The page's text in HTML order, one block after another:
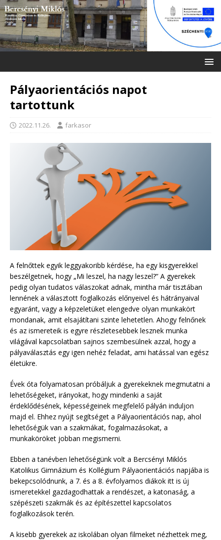
Pályaorientációs napot
tartottunk
2022.11.26. farkasor
A felnőttek egyik leggyakoribb kérdése, ha egy kisgyerekkel
beszélgetnek, hogy „Mi leszel, ha nagy leszel?” A gyerekek
pedig olyan tudatos válaszokat adnak, mintha már tisztában
lennének a választott foglalkozás előnyeivel és hátrányaival
egyaránt, vagy a képzeletüket elengedve olyan munkakört
mondanak, amit elsajátítani szinte lehetetlen. Ahogy felnőnek
és az ismereteik is egyre részletesebbek lesznek munka
világával kapcsolatban sajnos szembesülnek azzal, hogy a
pályaválasztás egy igen nehéz feladat, ami hatással van egész
életükre.
Évek óta folyamatosan próbáljuk a gyerekeknek megmutatni a
lehetőségeket, irányokat, hogy mindenki a saját
érdeklődésének, képességeinek megfelelő pályán induljon
majd el. Ehhez nyújt segítséget a Pályaorientációs nap, ahol
lehetőségük van a szakmákat, fogalmazásokat, a
munkaköröket jobban megismerni.
Ebben a tanévben lehetőségünk volt a Bercsényi Miklós
Katolikus Gimnázium és Kollégium Pályaorientációs napjába is
bekepcsolódnunk, a 7. és a 8. évfolyamos diákok itt is új
ismeretekkel gazdagodhattak a rendészet, a katonaság, a
szépészeti szakmák és az építészettel kapcsolatos
foglalkozások terén.
A kisebb gyerekek az iskolában olyan filmeket nézhettek meg,